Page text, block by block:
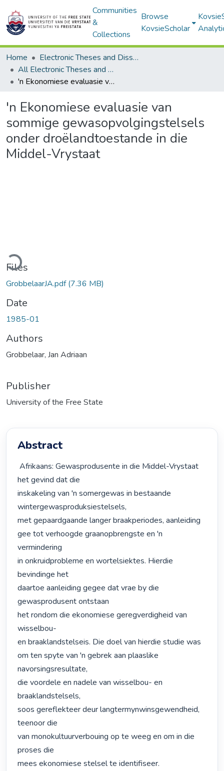
Communities
&
Collections
Browse
KovsieScholar
Home
Electronic Theses and Dissertations
All Electronic Theses and Dissertations
'n Ekonomiese evaluasie van sommige gewasopvolgingstelsels onder droëlandtoestande in die Middel-Vrystaat
'n Ekonomiese evaluasie van
sommige gewasopvolgingstelsels
onder droëlandtoestande in die
Middel-Vrystaat
Loading...
Files
GrobbelaarJA.pdf(7.36 MB)
Date
1985-01
Authors
Grobbelaar, Jan Adriaan
Publisher
University of the Free State
Abstract
Afrikaans: Gewasprodusente in die Middel-Vrystaat
het gevind dat die
inskakeling van 'n somergewas in bestaande
wintergewasproduksiestelsels,
met gepaardgaande langer braakperiodes, aanleiding
gee tot verhoogde graanopbrengste en 'n
vermindering
in onkruidprobleme en wortelsiektes. Hierdie
bevindinge het
daartoe aanleiding gegee dat vrae by die
gewasprodusent ontstaan
het rondom die ekonomiese geregverdigheid van
wisselbou-
en braaklandstelseis. Die doel van hierdie studie was
om ten spyte van 'n gebrek aan plaaslike
navorsingsresultate,
die voordele en nadele van wisselbou- en
braaklandstelsels,
soos gereflekteer deur langtermynwinsgewendheid,
teenoor die
van monokultuurverbouing op te weeg en om in die
proses die
mees ekonomiese stelsel te identifiseer.